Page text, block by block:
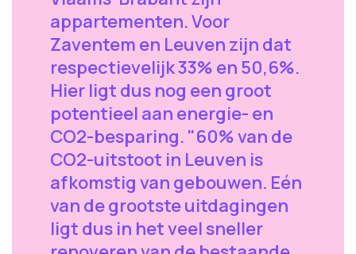
appartementen. Voor
Zaventem en Leuven zijn dat
respectievelijk 33% en 50,6%.
Hier ligt dus nog een groot
potentieel aan energie- en
CO2-besparing. "60% van de
CO2-uitstoot in Leuven is
afkomstig van gebouwen. Eén
van de grootste uitdagingen
ligt dus in het veel sneller